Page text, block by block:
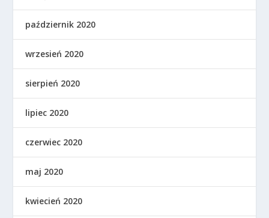
październik 2020
wrzesień 2020
sierpień 2020
lipiec 2020
czerwiec 2020
maj 2020
kwiecień 2020